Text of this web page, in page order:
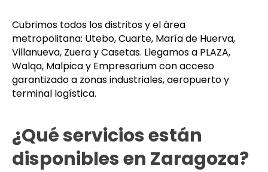
Cubrimos todos los distritos y el área
metropolitana: Utebo, Cuarte, María de Huerva,
Villanueva, Zuera y Casetas. Llegamos a PLAZA,
Walqa, Malpica y Empresarium con acceso
garantizado a zonas industriales, aeropuerto y
terminal logística.
¿Qué servicios están
disponibles en Zaragoza?